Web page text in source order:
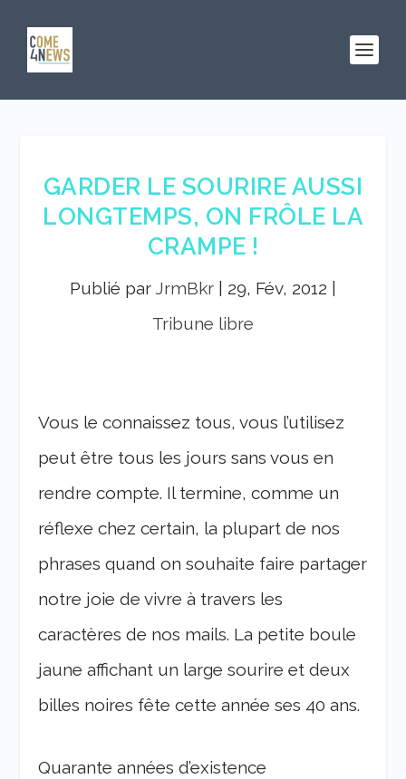
GARDER LE SOURIRE AUSSI
LONGTEMPS, ON FRÔLE LA
CRAMPE !
Publié par JrmBkr 29, Fév, 2012
Tribune libre
Vous le connaissez tous, vous l’utilisez
peut être tous les jours sans vous en
rendre compte. Il termine, comme un
réflexe chez certain, la plupart de nos
phrases quand on souhaite faire partager
notre joie de vivre à travers les
caractères de nos mails. La petite boule
jaune affichant un large sourire et deux
billes noires fête cette année ses 40 ans.
Quarante années d’existence